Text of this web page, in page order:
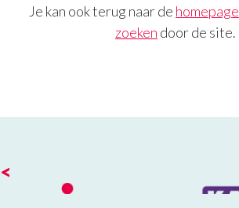
Je kan ook terug naar de homepage
zoeken door de site.
<